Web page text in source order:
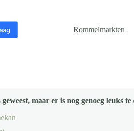
Rommelmarkten
maar er is nog genoeg leuks